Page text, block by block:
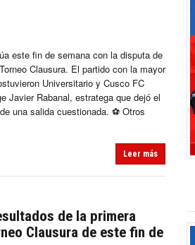
este fin de semana con la disputa de
Clausura. El partido con la mayor
Universitario y Cusco FC
Javier Rabanal, estratega que dejó el
una salida cuestionada. ⚽ Otros
Leer más
de la primera
Clausura de este fin de